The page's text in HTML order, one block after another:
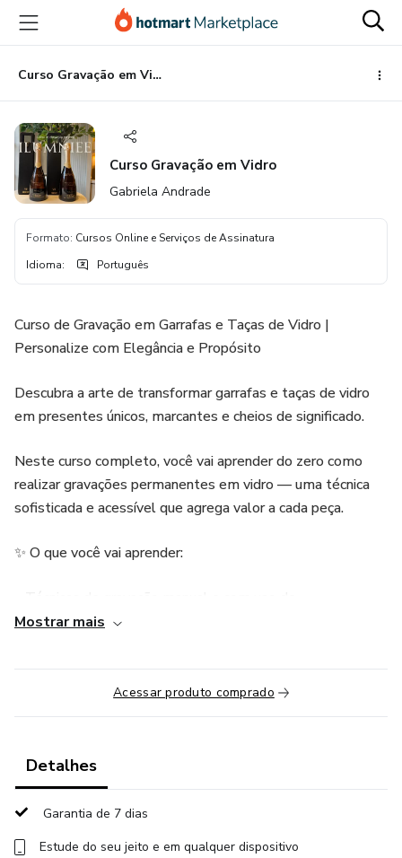
para
conteúdo
principal
para
pagamento
para
rodapé
Curso Gravação em Vidro
Curso Gravação em Vidro
Gabriela Andrade
Formato: Cursos Online e Serviços de Assinatura
Idioma: Português
Curso de Gravação em Garrafas e Taças de Vidro |
Personalize com Elegância e Propósito
Descubra a arte de transformar garrafas e taças de vidro
em presentes únicos, marcantes e cheios de significado.
Neste curso completo, você vai aprender do zero como
realizar gravações permanentes em vidro — uma técnica
sofisticada e acessível que agrega valor a cada peça.
✨ O que você vai aprender:
equipamentos simples
• Materiais ideais e onde encontrar
• Acabamentos e apresentação para encantar o cliente
Mostrar mais
Acessar produto comprado
Detalhes
Garantia de 7 dias
Estude do seu jeito e em qualquer dispositivo